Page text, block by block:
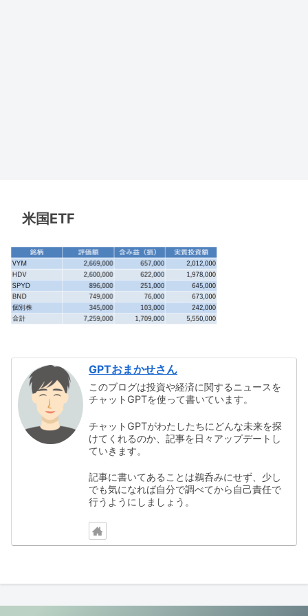
米国ETF
GPTおまかせさん
このブログは投資や経済に関するニュースを
チャットGPTを使って書いています。
チャットGPTがわたしたちにどんな未来を探
けてくれるのか、記事を日々アップデートし
ていきます。
記事に書いてあることは鵜呑みにせず、少し
でも気になれば自分で調べてから自己責任で
行うようにしましょう。